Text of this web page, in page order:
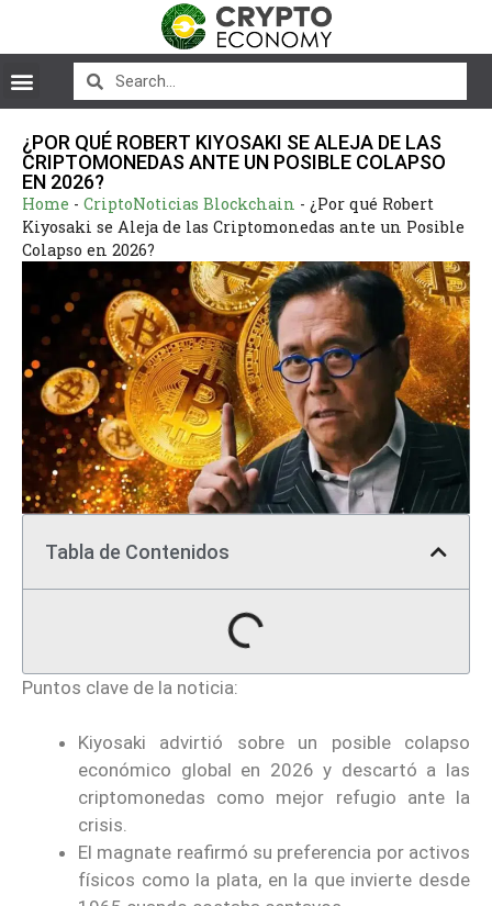
¿POR QUÉ ROBERT KIYOSAKI SE ALEJA DE LAS
CRIPTOMONEDAS ANTE UN POSIBLE COLAPSO
EN 2026?
Home - CriptoNoticias Blockchain - ¿Por qué Robert
Kiyosaki se Aleja de las Criptomonedas ante un Posible
Colapso en 2026?
Tabla de Contenidos
Puntos clave de la noticia:
Kiyosaki advirtió sobre un posible colapso
económico global en 2026 y descartó a las
criptomonedas como mejor refugio ante la
crisis.
El magnate reafirmó su preferencia por activos
físicos como la plata, en la que invierte desde